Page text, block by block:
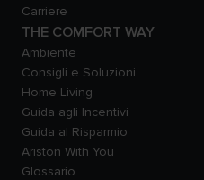
Carriere
THE COMFORT WAY
Ambiente
Consigli e Soluzioni
Home Living
Guida agli Incentivi
Guida al Risparmio
Ariston With You
Glossario